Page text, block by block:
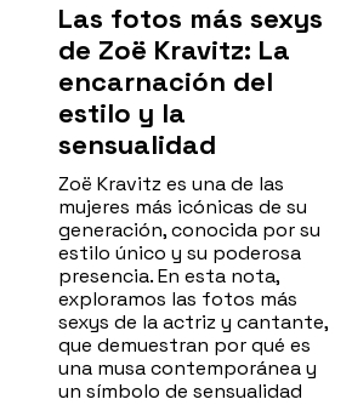
Las fotos más sexys
de Zoë Kravitz: La
encarnación del
estilo y la
sensualidad
Zoë Kravitz es una de las
mujeres más icónicas de su
generación, conocida por su
estilo único y su poderosa
presencia. En esta nota,
exploramos las fotos más
sexys de la actriz y cantante,
que demuestran por qué es
una musa contemporánea y
un símbolo de sensualidad